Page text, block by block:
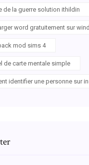
de la guerre solution ithildin
word gratuitement sur
mod sims 4
de carte mentale simple
identifier une personne sur